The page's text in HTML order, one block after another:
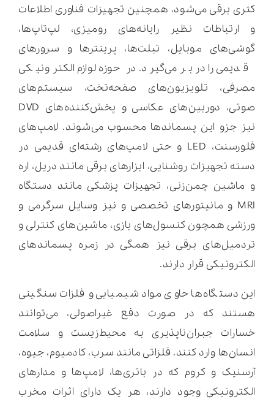
کتری برقی می‌شود، همچنین تجهیزات فناوری اطلاعات
و ارتباطات نظیر رایانه‌های رومیزی، لپ‌تاپ‌ها،
گوشی‌های موبایل، تبلت‌ها، پرینترها و سرورهای
قدیمی را در بر می‌گیرد. در حوزه لوازم الکترونیکی
مصرفی، تلویزیون‌های صفحه‌تخت، سیستم‌های
صوتی، دوربین‌های عکاسی و پخش‌کننده‌های DVD
نیز جزو این پسماندها محسوب می‌شوند. لامپ‌های
فلورسنت، LED و حتی لامپ‌های رشته‌ای قدیمی در
دسته تجهیزات روشنایی، ابزارهای برقی مانند دریل، اره
و ماشین چمن‌زنی، تجهیزات پزشکی مانند دستگاه
MRI و مانیتورهای تخصصی و نیز وسایل سرگرمی و
ورزشی همچون کنسول‌های بازی، ماشین‌های کنترلی و
تردمیل‌های برقی نیز همگی در زمره پسماندهای
الکترونیکی قرار دارند.
این دستگاه‌ها حاوی مواد شیمیایی و فلزات سنگینی
هستند که در صورت دفع غیراصولی، می‌توانند
خسارات جبران‌ناپذیری به محیط‌زیست و سلامت
انسان‌ها وارد کنند. فلزاتی مانند سرب، کادمیوم، جیوه،
آرسنیک و کروم که در باتری‌ها، لامپ‌ها و مدارهای
الکترونیکی وجود دارند، هر یک دارای اثرات مخرب